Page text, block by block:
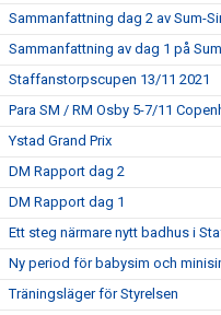
Sammanfattning dag 2 av Sum-
Sammanfattning av dag 1 på
Staffanstorpscupen 13/11 2021
Para SM / RM Osby 5-7/11
Ystad Grand Prix
DM Rapport dag 2
DM Rapport dag 1
Ett steg närmare nytt badhus i
Ny period för babysim och
Träningsläger för Styrelsen